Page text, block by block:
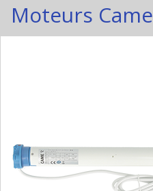
Moteurs Came